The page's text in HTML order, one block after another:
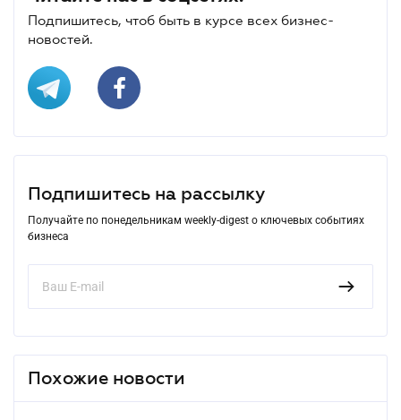
Подпишитесь, чтоб быть в курсе всех бизнес-
новостей.
Подпишитесь на рассылку
Получайте по понедельникам weekly-digest о ключевых событиях
бизнеса
Похожие новости